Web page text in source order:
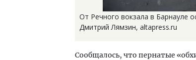
От Речного вокзала в Барнауле
Дмитрий Лямзин, altapress.ru
Сообщалось, что пернатые